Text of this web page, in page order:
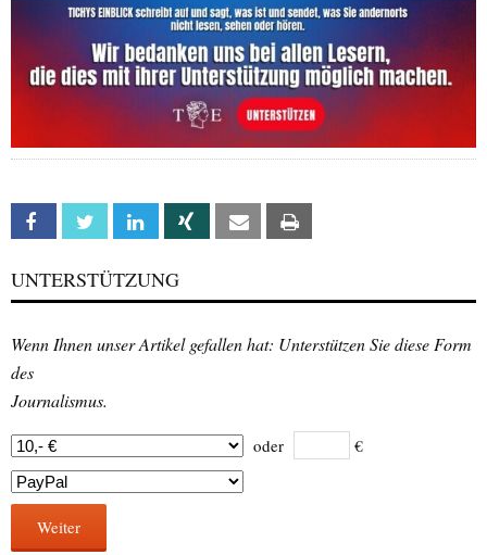
Facebook Twitter Linkedin Xing Email
UNTERSTÜTZUNG
Wenn Ihnen unser Artikel gefallen hat: Unterstützen Sie diese Form
des
Journalismus.
oder €
Weiter